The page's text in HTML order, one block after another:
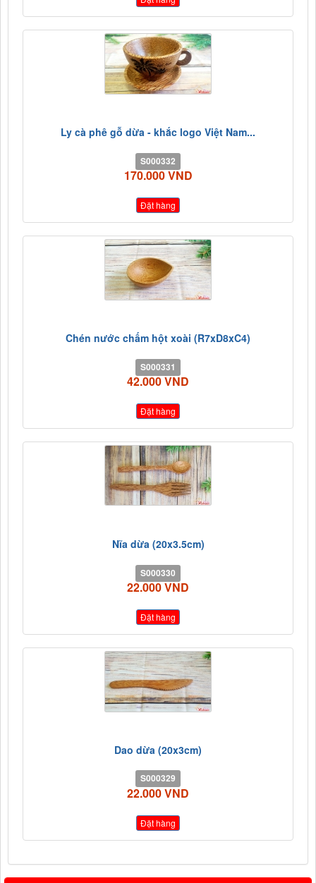
Ly cà phê gỗ dừa - khắc logo Việt Nam...
S000332
170.000 VND
Đặt hàng
Chén nước chấm hột xoài (R7xD8xC4)
S000331
42.000 VND
Đặt hàng
Nĩa dừa (20x3.5cm)
S000330
22.000 VND
Đặt hàng
Dao dừa (20x3cm)
S000329
22.000 VND
Đặt hàng